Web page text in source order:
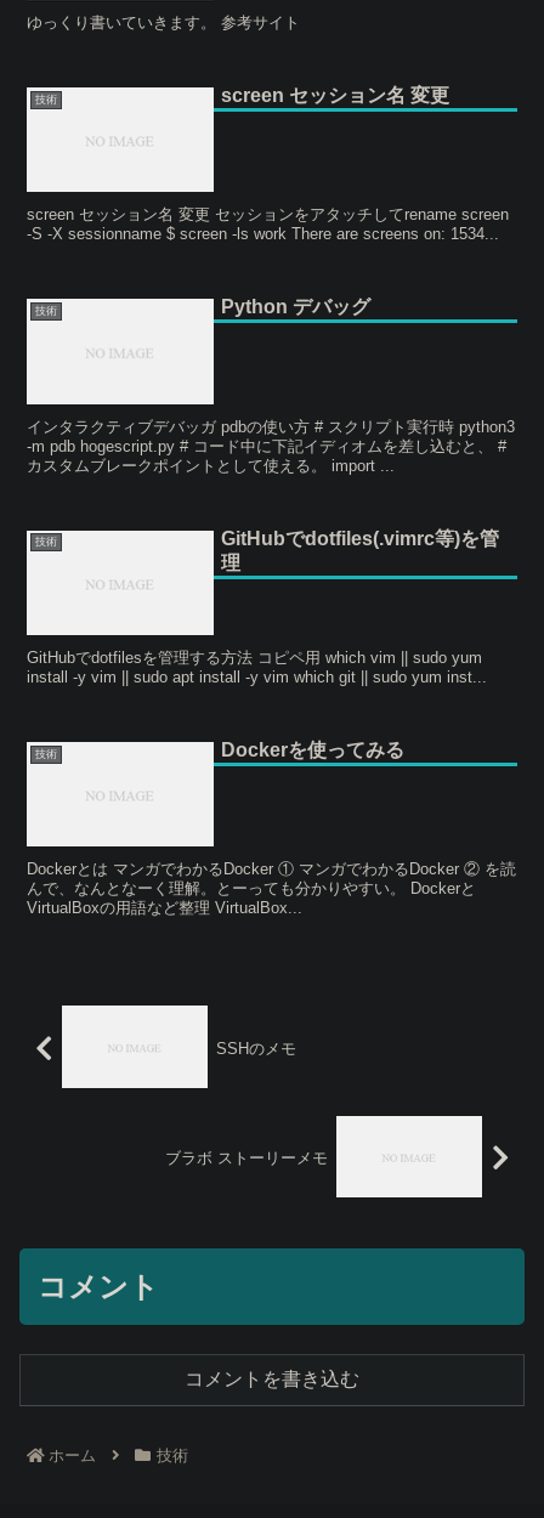
ゆっくり書いていきます。 参考サイト
技術 screen セッション名 変更
screen セッション名 変更 セッションをアタッチしてrename screen
-S -X sessionname $ screen -ls work There are screens on: 1534...
技術 Python デバッグ
インタラクティブデバッガ pdbの使い方 # スクリプト実行時 python3
-m pdb hogescript.py # コード中に下記イディオムを差し込むと、 #
カスタムブレークポイントとして使える。 import ...
技術
GitHubでdotfiles(.vimrc等)を管
理
GitHubでdotfilesを管理する方法 コピペ用 which vim || sudo yum
install -y vim || sudo apt install -y vim which git || sudo yum inst...
技術 Dockerを使ってみる
Dockerとは マンガでわかるDocker ① マンガでわかるDocker ② を読
んで、なんとなーく理解。とーっても分かりやすい。 Dockerと
VirtualBoxの用語など整理 VirtualBox...
SSHのメモ
ブラボ ストーリーメモ
コメント
コメントを書き込む
ホーム 技術